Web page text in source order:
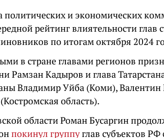
политических и экономических
рейтинг влиятельности глав
по итогам октября 2024
в стране главами регионов
Рамзан Кадыров и глава
Владимир Уйба (Коми), Валентин
область).
области Роман Бусаргин
покинул группуглав субъектов